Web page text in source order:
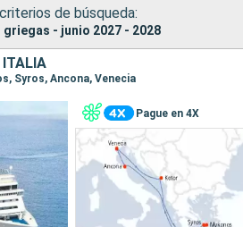
de búsqueda:
griegas - junio 2027 - 2028
ITALIA
Syros, Ancona, Venecia
Pague en 4X